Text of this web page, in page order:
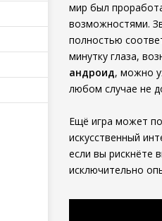
мир был
возможностями.
полностью
минутку глаза,
андроид, можно
любом случае не
Ещё игра может
искусственный
если вы рискнёте
исключительно